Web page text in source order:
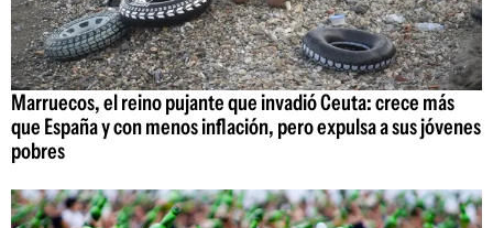
Marruecos, el reino pujante que invadió Ceuta: crece más
que España y con menos inflación, pero expulsa a sus jóvenes
pobres